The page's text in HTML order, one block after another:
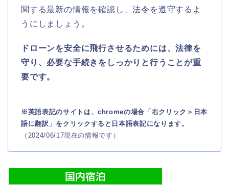
関する最新の情報を確認し、法令を遵守するよ
うにしましょう。
ドローンを安全に飛行させるためには、法律を
守り、必要な手続きをしっかりと行うことが重
要です。
※英語表記のサイトは、chromeの場合「右クリック＞日本
語に翻訳」をクリックすると日本語表記になります。
（2024/06/17現在の情報です）